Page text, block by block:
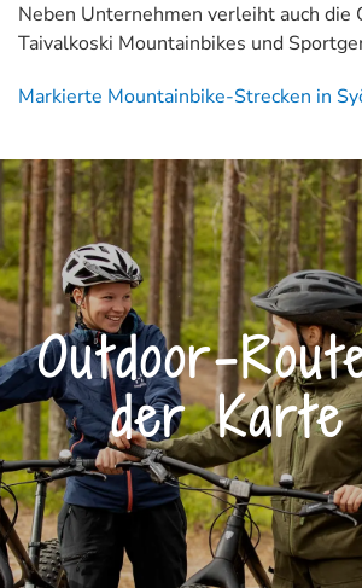
Neben Unternehmen verleiht auch die
Taivalkoski Mountainbikes und
Markierte Mountainbike-Strecken in
Outdoor-
der